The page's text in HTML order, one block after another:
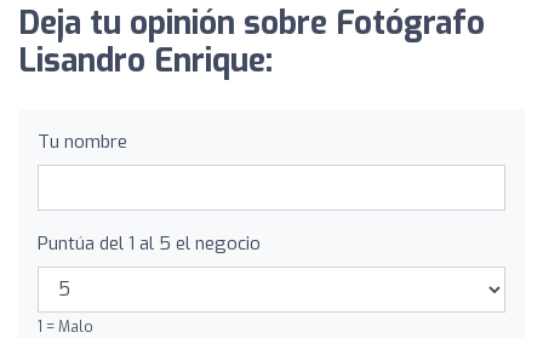
Deja tu opinión sobre Fotógrafo
Lisandro Enrique:
Tu nombre
Puntúa del 1 al 5 el negocio
1 = Malo